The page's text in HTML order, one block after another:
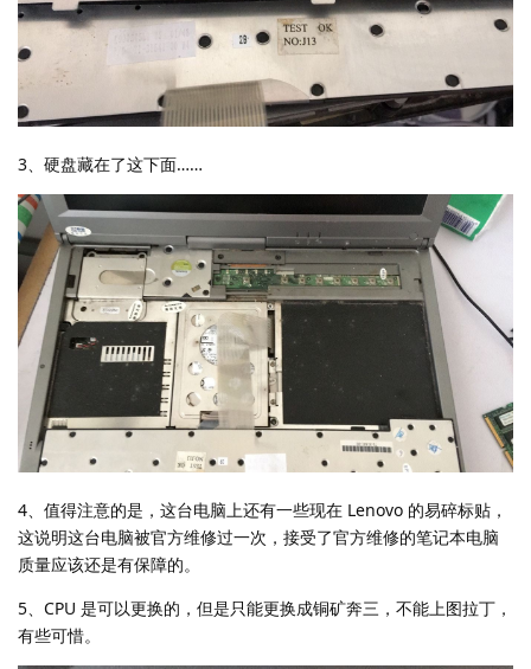
3、硬盘藏在了这下面……
4、值得注意的是，这台电脑上还有一些现在 Lenovo 的易碎标贴，
这说明这台电脑被官方维修过一次，接受了官方维修的笔记本电脑
质量应该还是有保障的。
5、CPU 是可以更换的，但是只能更换成铜矿奔三，不能上图拉丁，
有些可惜。